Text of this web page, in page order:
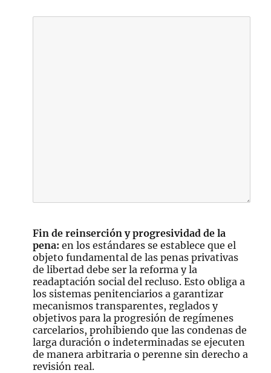
Fin de reinserción y progresividad de la
pena: en los estándares se establece que el
objeto fundamental de las penas privativas
de libertad debe ser la reforma y la
readaptación social del recluso. Esto obliga a
los sistemas penitenciarios a garantizar
mecanismos transparentes, reglados y
objetivos para la progresión de regímenes
carcelarios, prohibiendo que las condenas de
larga duración o indeterminadas se ejecuten
de manera arbitraria o perenne sin derecho a
revisión real.